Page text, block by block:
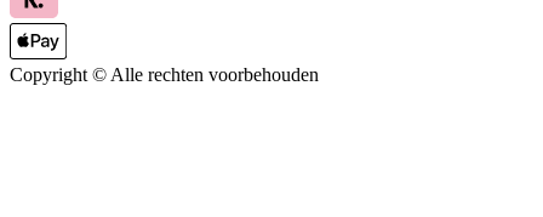
Copyright © Alle rechten voorbehouden